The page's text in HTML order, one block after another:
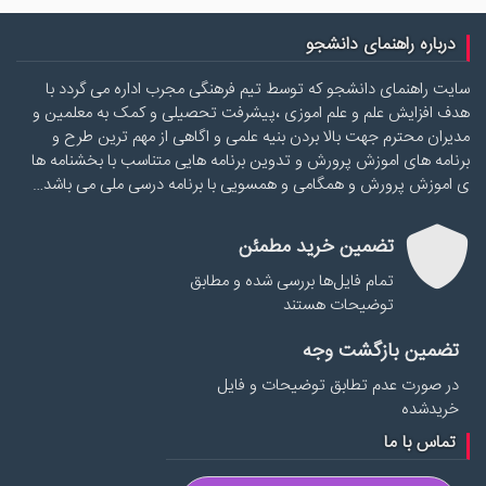
درباره راهنمای دانشجو
سایت راهنمای دانشجو که توسط تیم فرهنگی مجرب اداره می گردد با
هدف افزایش علم و علم اموزی ،پیشرفت تحصیلی و کمک به معلمین و
مدیران محترم جهت بالا بردن بنیه علمی و اگاهی از مهم ترین طرح و
برنامه های اموزش پرورش و تدوین برنامه هایی متناسب با بخشنامه ها
ی اموزش پرورش و همگامی و همسویی با برنامه درسی ملی می باشد…
تضمین خرید مطمئن
تمام فایل‌ها بررسی شده و مطابق
توضیحات هستند
تضمین بازگشت وجه
در صورت عدم تطابق توضیحات و فایل
خریدشده
تماس با ما